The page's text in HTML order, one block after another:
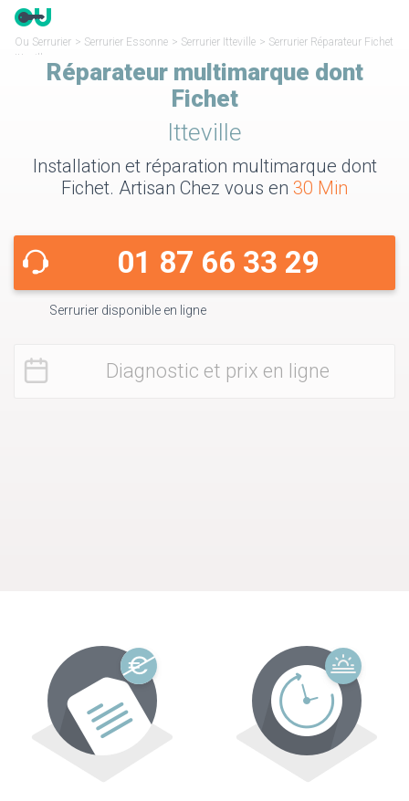
Ou Serrurier > Serrurier Essonne > Serrurier Itteville > Serrurier Réparateur Fichet
Itteville
Réparateur multimarque dont
Fichet
Itteville
Installation et réparation multimarque dont
Fichet. Artisan Chez vous en 30 Min
01 87 66 33 29
Serrurier disponible en ligne
Diagnostic et prix en ligne